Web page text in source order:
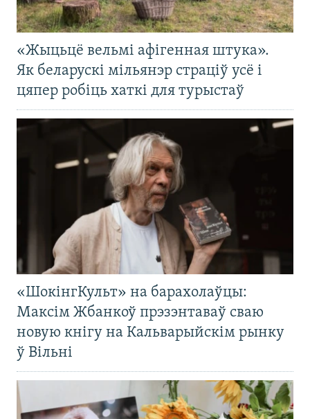
«Жыцьцё вельмі афігенная штука».
Як беларускі мільянэр страціў усё і
цяпер робіць хаткі для турыстаў
«ШокінгКульт» на барахолаўцы:
Максім Жбанкоў прэзэнтаваў сваю
новую кнігу на Кальварыйскім рынку
ў Вільні